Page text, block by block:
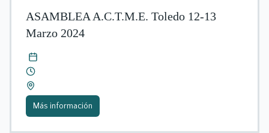
ASAMBLEA A.C.T.M.E. Toledo 12-13
Marzo 2024
Más información